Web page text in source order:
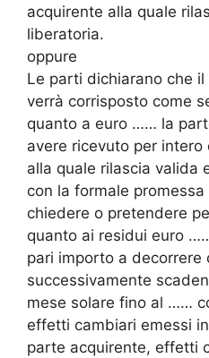
acquirente alla quale
liberatoria.
oppure
Le parti dichiarano che
verrà corrisposto come
quanto a euro …… la
avere ricevuto per
alla quale rilascia valida
con la formale
chiedere o pretendere
quanto ai residui euro
pari importo a
successivamente
mese solare fino al ……
effetti cambiari emessi
parte acquirente, effetti